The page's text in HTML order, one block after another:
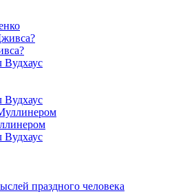
Вудхаус
Вудхаус
Вудхаус